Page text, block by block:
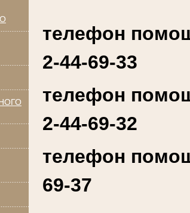
телефон
2-44-69-33
телефон
2-44-69-32
телефон
69-37